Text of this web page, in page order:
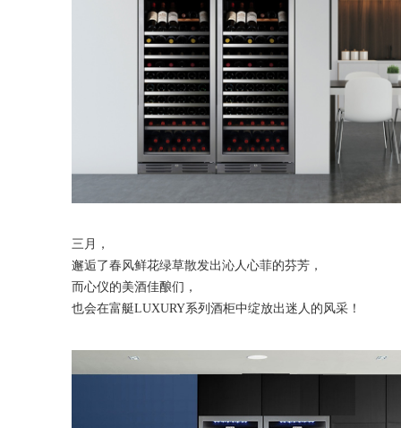
三月，
邂逅了春风鲜花绿草散发出沁人心菲的芬芳，
而心仪的美酒佳酿们，
也会在富艇LUXURY系列酒柜中绽放出迷人的风采！